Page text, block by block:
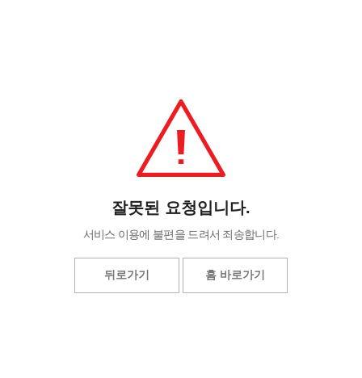
잘못된 요청입니다.
서비스 이용에 불편을 드려서 죄송합니다.
뒤로가기 홈 바로가기